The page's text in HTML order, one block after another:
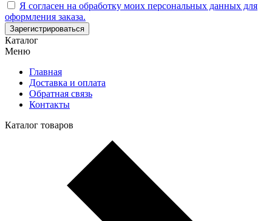
Я согласен на обработку моих персональных данных для
оформления заказа.
Зарегистрироваться
Каталог
Меню
Главная
Доставка и оплата
Обратная связь
Контакты
Каталог товаров